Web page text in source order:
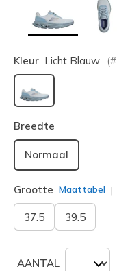
Kleur Licht Blauw (#
geselecteerd
Breedte
Normaal
Grootte Maattabel
37.5 39.5
AANTAL